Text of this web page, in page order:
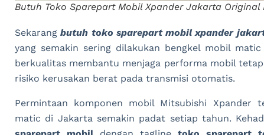
Butuh Toko Sparepart Mobil Xpander Jakarta Original
Sekarangbutuh toko sparepart mobil xpander
yang semakin sering dilakukan bengkel mobil
berkualitas membantu menjaga performa mobil
risiko kerusakan berat pada transmisi otomatis.
Permintaan komponen mobil Mitsubishi Xpander
matic di Jakarta semakin padat setiap tahun.